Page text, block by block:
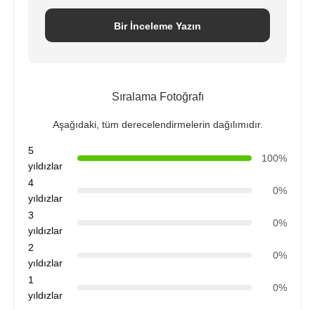
Bir İnceleme Yazın
Sıralama Fotoğrafı
Aşağıdaki, tüm derecelendirmelerin dağılımıdır.
5
yıldızlar
100%
4
yıldızlar
0%
3
yıldızlar
0%
2
yıldızlar
0%
1
yıldızlar
0%